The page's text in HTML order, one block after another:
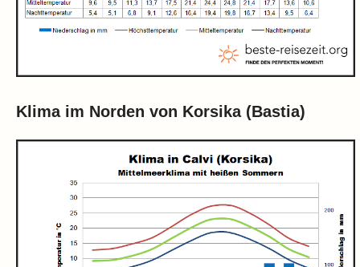
Klima im Norden von Korsika (Bastia)